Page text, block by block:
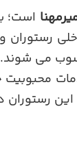
است؛
رستوران
می
رستوران